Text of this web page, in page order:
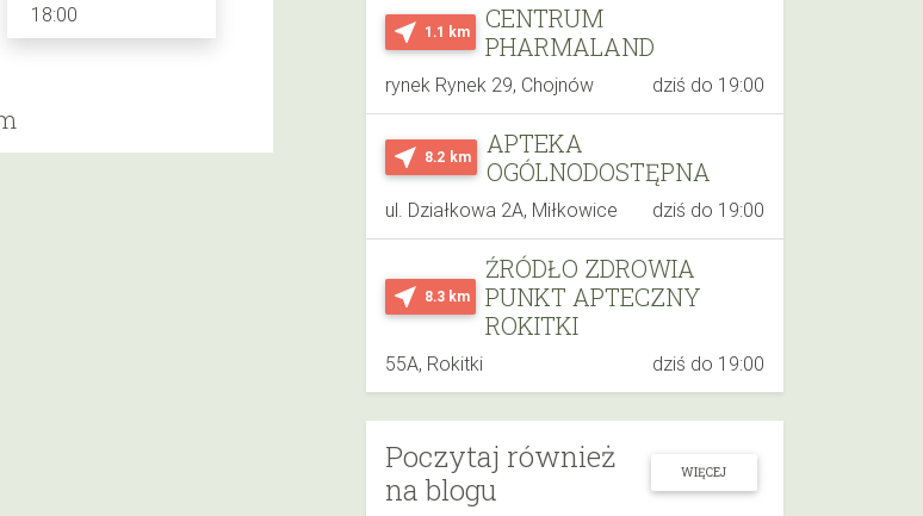
near_me 1.1 km
CENTRUM
PHARMALAND
rynek Rynek 29, Chojnów dziś do 19:00
near_me 8.2 km
APTEKA
OGÓLNODOSTĘPNA
ul. Działkowa 2A, Miłkowice dziś do 19:00
near_me 8.3 km
ŹRÓDŁO ZDROWIA
PUNKT APTECZNY
ROKITKI
55A, Rokitki dziś do 19:00
Poczytaj również
na blogu
WIĘCEJ
18:00